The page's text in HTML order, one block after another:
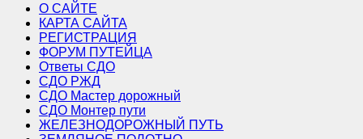
О САЙТЕ
КАРТА САЙТА
РЕГИСТРАЦИЯ
ФОРУМ ПУТЕЙЦА
Ответы СДО
СДО РЖД
СДО Мастер дорожный
СДО Монтер пути
ЖЕЛЕЗНОДОРОЖНЫЙ ПУТЬ